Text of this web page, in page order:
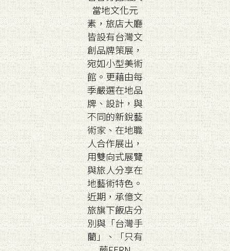
當地文化元
素，旅店大廳
皆設有台灣文
創品牌策展，
宛如小型美術
館。更藉由每
季嚴選在地品
牌、設計，與
不同的新銳藝
術家、在地職
人合作展出，
用雙向式展覽
與旅人分享在
地藝術特色。
近期，承億文
旅旗下飯店分
別與「台灣手
藺」、「只有